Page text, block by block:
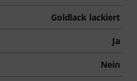
Goldlack lackiert
Ja
Nein